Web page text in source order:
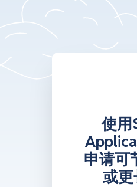
使用
申请可
或更